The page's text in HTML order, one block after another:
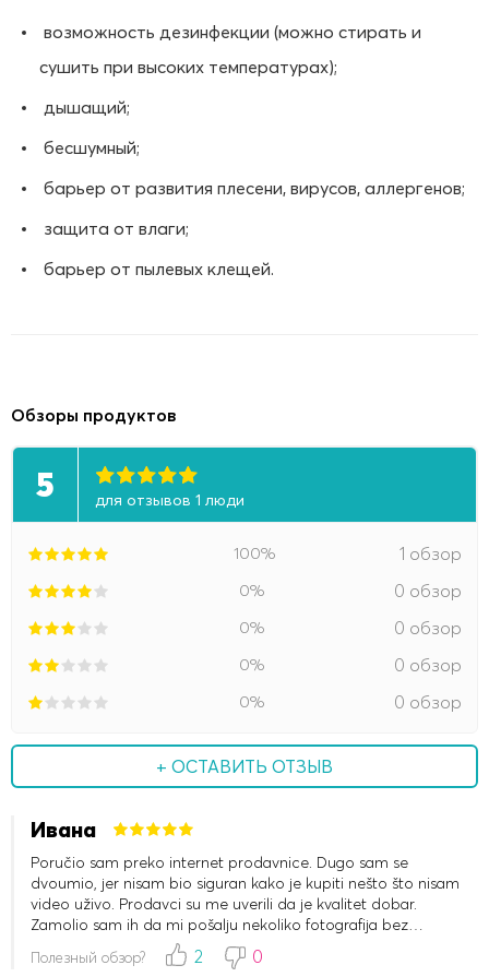
возможность дезинфекции (можно стирать и
сушить при высоких температурах);
дышащий;
бесшумный;
барьер от развития плесени, вирусов, аллергенов;
защита от влаги;
барьер от пылевых клещей.
Обзоры продуктов
5 для отзывов 1 люди
100% 1 обзор
0% 0 обзор
0% 0 обзор
0% 0 обзор
0% 0 обзор
+ ОСТАВИТЬ ОТЗЫВ
Ивана
Poručio sam preko internet prodavnice. Dugo sam se
dvoumio, jer nisam bio siguran kako je kupiti nešto što nisam
video uživo. Prodavci su me uverili da je kvalitet dobar.
Zamolio sam ih da mi pošalju nekoliko fotografija bez
ambalaže. Na kraju sam odlučio da rizikujem i nisam se
nimalo pokajao. Sve je uspešno stiglo na Vračar. Tkanina mi
Полезный обзор? 2 0